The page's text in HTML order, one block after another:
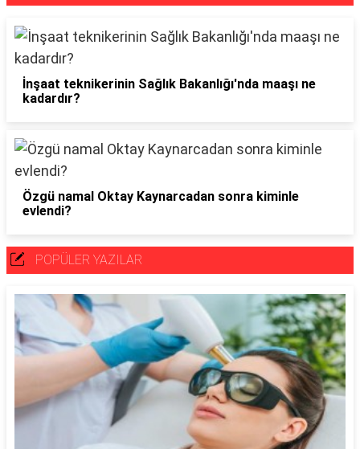
İnşaat teknikerinin Sağlık Bakanlığı'nda maaşı ne
kadardır?
Özgü namal Oktay Kaynarcadan sonra kiminle
evlendi?
POPÜLER YAZILAR